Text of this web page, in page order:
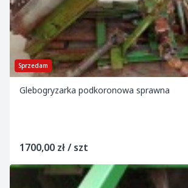
Sprzedam
Glebogryzarka podkoronowa sprawna
1700,00 zł / szt